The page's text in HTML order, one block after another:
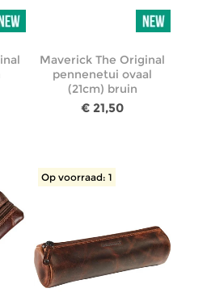
Maverick The Original
pennenetui ovaal
(21cm) bruin
€ 21,50
Op voorraad: 1